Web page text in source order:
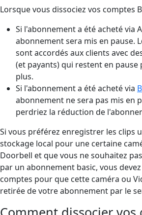
Lorsque vous dissociez vos comptes
Si l'abonnement a été acheté via
abonnement sera mis en pause.
sont accordés aux clients avec
(et payants) qui restent en pause
plus.
Si l'abonnement a été acheté via
abonnement ne sera pas mis en
perdriez la réduction de
Si vous préférez enregistrer les clips
stockage local pour une certaine
Doorbell et que vous ne souhaitez
par un abonnement basic, vous
comptes pour que cette caméra ou
retirée de votre abonnement par le